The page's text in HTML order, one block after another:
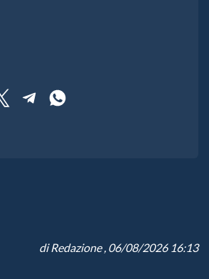
diRedazione, 06/08/2026 16:13